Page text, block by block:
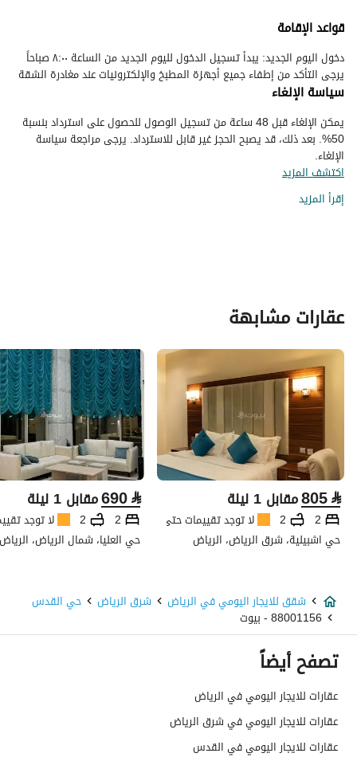
قواعد الإقامة
يرجى التأكد من إطفاء جميع أجهزة المطبخ والإلكترونيات عند مغادرة الشقة
سياسة الإلغاء
يمكن الإلغاء قبل 48 ساعة من تسجيل الوصول للحصول على استرداد بنسبة
50%. بعد ذلك، قد يصبح الحجز غير قابل للاسترداد. يرجى مراجعة سياسة
الإلغاء.
اكتشف المزيد
إقرأ المزيد
عقارات مشابهة
⃁
805مقابل 1 ليلة
2
2
لا توجد تقييمات حتى الآن
حي اشبيلية، شرق الرياض، الرياض
⃁
690مقابل 1 ليلة
2
2
لا توجد
حي العليا، شمال الرياض، الرياض
شقق للايجار اليومي في الرياض شرق الرياض حي القدس
88001156 - بيوت
تصفح أيضاً
عقارات للايجار اليومي في الرياض
عقارات للايجار اليومي في شرق الرياض
عقارات للايجار اليومي في القدس